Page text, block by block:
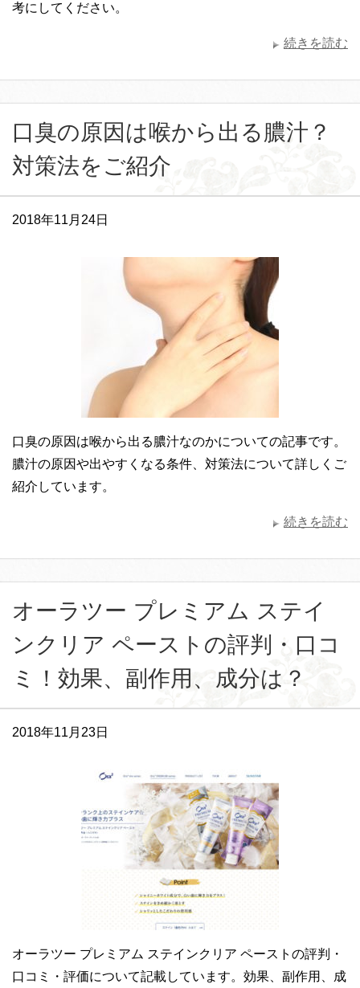
考にしてください。
続きを読む
口臭の原因は喉から出る膿汁？
対策法をご紹介
2018年11月24日
口臭の原因は喉から出る膿汁なのかについての記事です。
膿汁の原因や出やすくなる条件、対策法について詳しくご
紹介しています。
続きを読む
オーラツー プレミアム ステイ
ンクリア ペーストの評判・口コ
ミ！効果、副作用、成分は？
2018年11月23日
オーラツー プレミアム ステインクリア ペーストの評判・
口コミ・評価について記載しています。効果、副作用、成